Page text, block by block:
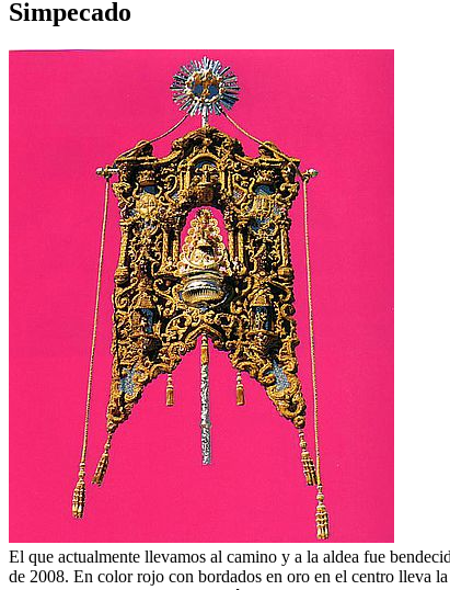
Simpecado
El que actualmente llevamos al camino y a la aldea fue
de 2008. En color rojo con bordados en oro en el centro lleva